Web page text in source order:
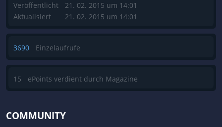
Veröffentlicht
Aktualisiert
21. 02. 2015 um 14:01
21. 02. 2015 um 14:01
3690 Einzelaufrufe
15 ePoints verdient durch Magazine
COMMUNITY